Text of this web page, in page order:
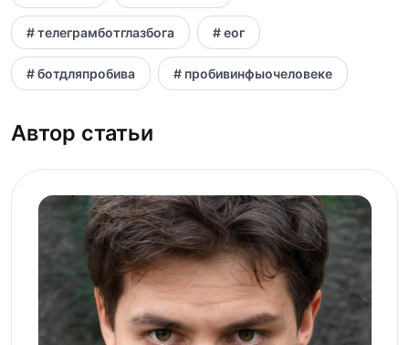
# телеграмботглазбога # еог
# ботдляпробива # пробивинфыочеловеке
Автор статьи